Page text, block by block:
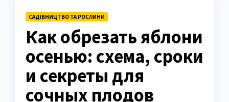
САДІВНИЦТВО ТА РОСЛИНИ
Как обрезать яблони
осенью: схема, сроки
и секреты для
сочных плодов